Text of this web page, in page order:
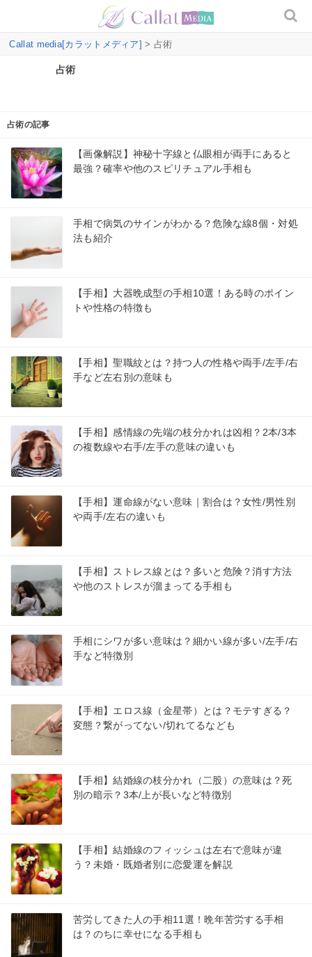
Callat media[カラットメディア] > 占術
占術
占術の記事
【画像解説】神秘十字線と仏眼相が両手にあると
最強？確率や他のスピリチュアル手相も
手相で病気のサインがわかる？危険な線8個・対処
法も紹介
【手相】大器晩成型の手相10選！ある時のポイン
トや性格の特徴も
【手相】聖職紋とは？持つ人の性格や両手/左手/右
手など左右別の意味も
【手相】感情線の先端の枝分かれは凶相？2本/3本
の複数線や右手/左手の意味の違いも
【手相】運命線がない意味｜割合は？女性/男性別
や両手/左右の違いも
【手相】ストレス線とは？多いと危険？消す方法
や他のストレスが溜まってる手相も
手相にシワが多い意味は？細かい線が多い/左手/右
手など特徴別
【手相】エロス線（金星帯）とは？モテすぎる？
変態？繋がってない/切れてるなども
【手相】結婚線の枝分かれ（二股）の意味は？死
別の暗示？3本/上が長いなど特徴別
【手相】結婚線のフィッシュは左右で意味が違
う？未婚・既婚者別に恋愛運を解説
苦労してきた人の手相11選！晩年苦労する手相
は？のちに幸せになる手相も